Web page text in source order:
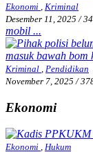
Ekonomi
Kriminal
Desember 11, 2025 /
mobil ...
Kriminal
Pendidikan
November 7, 2025 /
Ekonomi
Ekonomi , Hukum